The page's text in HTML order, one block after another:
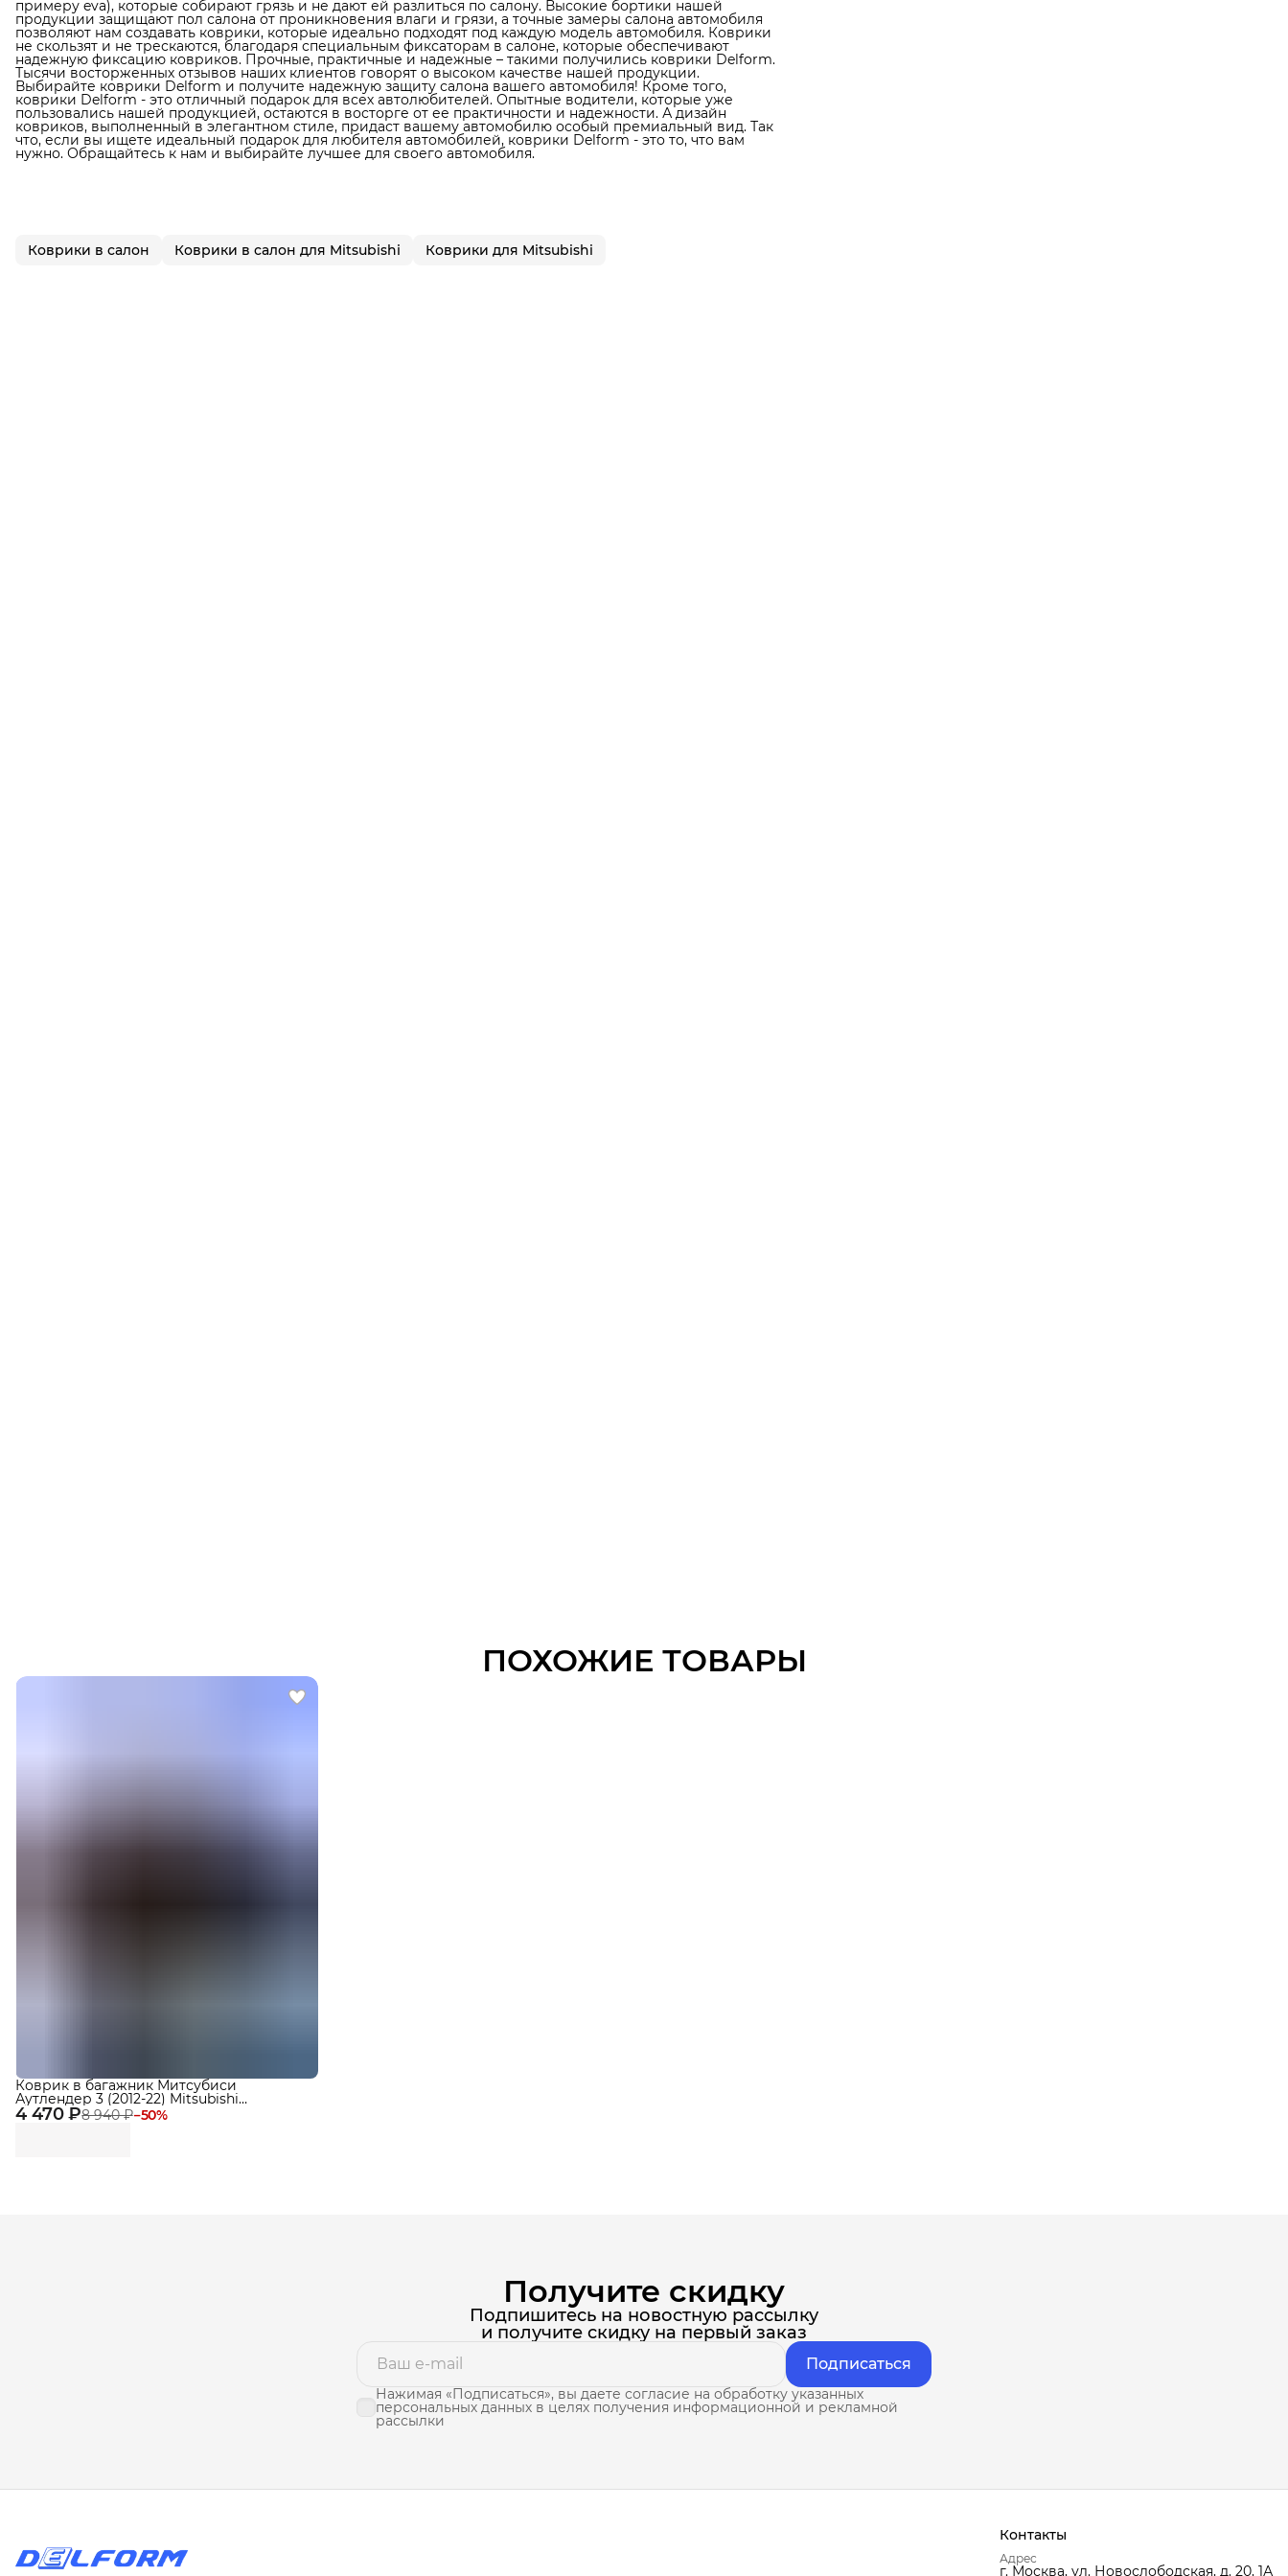
примеру eva), которые собирают грязь и не дают ей разлиться по салону. Высокие бортики нашей
продукции защищают пол салона от проникновения влаги и грязи, а точные замеры салона автомобиля
позволяют нам создавать коврики, которые идеально подходят под каждую модель автомобиля. Коврики
не скользят и не трескаются, благодаря специальным фиксаторам в салоне, которые обеспечивают
надежную фиксацию ковриков. Прочные, практичные и надежные – такими получились коврики Delform.
Тысячи восторженных отзывов наших клиентов говорят о высоком качестве нашей продукции.
Выбирайте коврики Delform и получите надежную защиту салона вашего автомобиля! Кроме того,
коврики Delform - это отличный подарок для всех автолюбителей. Опытные водители, которые уже
пользовались нашей продукцией, остаются в восторге от ее практичности и надежности. А дизайн
ковриков, выполненный в элегантном стиле, придаст вашему автомобилю особый премиальный вид. Так
что, если вы ищете идеальный подарок для любителя автомобилей, коврики Delform - это то, что вам
нужно. Обращайтесь к нам и выбирайте лучшее для своего автомобиля.
Коврики в салон Коврики в салон для Mitsubishi Коврики для Mitsubishi
ПОХОЖИЕ ТОВАРЫ
4 470 ₽8 940 ₽−50%
Коврик в багажник Митсубиси
Аутлендер 3 (2012-22) Mitsubishi
Outlander
Получите скидку
Подпишитесь на новостную рассылку
и получите скидку на первый заказ
Подписаться
Нажимая «Подписаться», вы даете согласие на обработку указанных
персональных данных в целях получения информационной и рекламной
рассылки
Контакты
Адрес
г. Москва, ул. Новослободская, д. 20, 1А